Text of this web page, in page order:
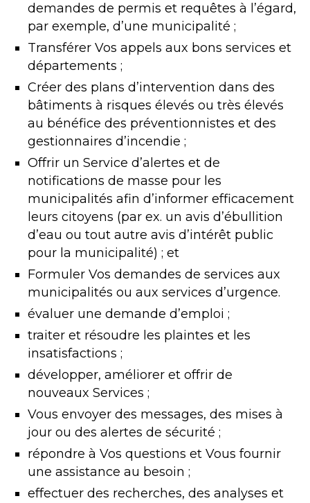
demandes de permis et requêtes à l’égard,
par exemple, d’une municipalité ;
Transférer Vos appels aux bons services et
départements ;
Créer des plans d’intervention dans des
bâtiments à risques élevés ou très élevés
au bénéfice des préventionnistes et des
gestionnaires d’incendie ;
Offrir un Service d’alertes et de
notifications de masse pour les
municipalités afin d’informer efficacement
leurs citoyens (par ex. un avis d’ébullition
d’eau ou tout autre avis d’intérêt public
pour la municipalité) ; et
Formuler Vos demandes de services aux
municipalités ou aux services d’urgence.
évaluer une demande d’emploi ;
traiter et résoudre les plaintes et les
insatisfactions ;
développer, améliorer et offrir de
nouveaux Services ;
Vous envoyer des messages, des mises à
jour ou des alertes de sécurité ;
répondre à Vos questions et Vous fournir
une assistance au besoin ;
effectuer des recherches, des analyses et